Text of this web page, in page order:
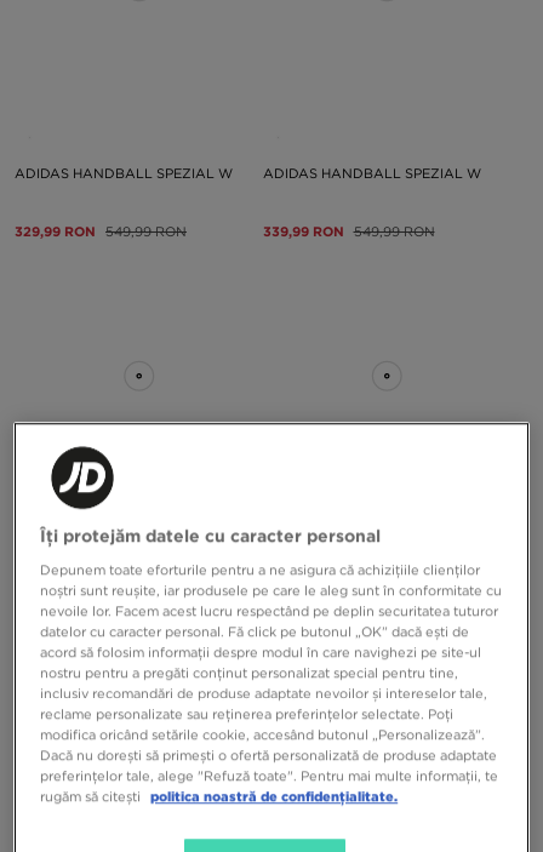
ADIDAS HANDBALL SPEZIAL W
329,99 RON 549,99 RON
ADIDAS HANDBALL SPEZIAL W
339,99 RON 549,99 RON
ADIDAS CAMPUS ST
399,99 RON 649,99 RON
ADIDAS CAMPUS ST
399,99 RON 649,99 RON
Îți protejăm datele cu caracter personal
Depunem toate eforturile pentru a ne asigura că achizițiile clienților
noștri sunt reușite, iar produsele pe care le aleg sunt în conformitate cu
nevoile lor. Facem acest lucru respectând pe deplin securitatea tuturor
datelor cu caracter personal. Fă click pe butonul „OK” dacă ești de
acord să folosim informații despre modul în care navighezi pe site-ul
nostru pentru a pregăti conținut personalizat special pentru tine,
inclusiv recomandări de produse adaptate nevoilor și intereselor tale,
reclame personalizate sau reținerea preferințelor selectate. Poți
modifica oricând setările cookie, accesând butonul „Personalizează”.
Dacă nu dorești să primești o ofertă personalizată de produse adaptate
preferințelor tale, alege "Refuză toate". Pentru mai multe informații, te
rugăm să citești
politica noastră de confidențialitate.